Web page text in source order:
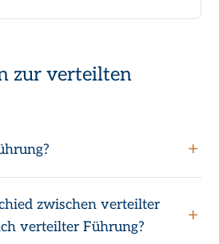
zur verteilten
zwischen verteilter
verteilter Führung?